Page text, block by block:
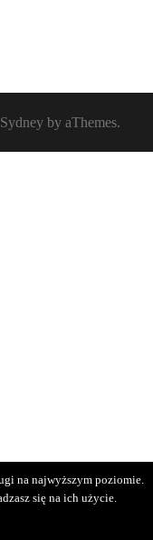
Sydney by aThemes.
na najwyższym poziomie.
się na ich użycie.